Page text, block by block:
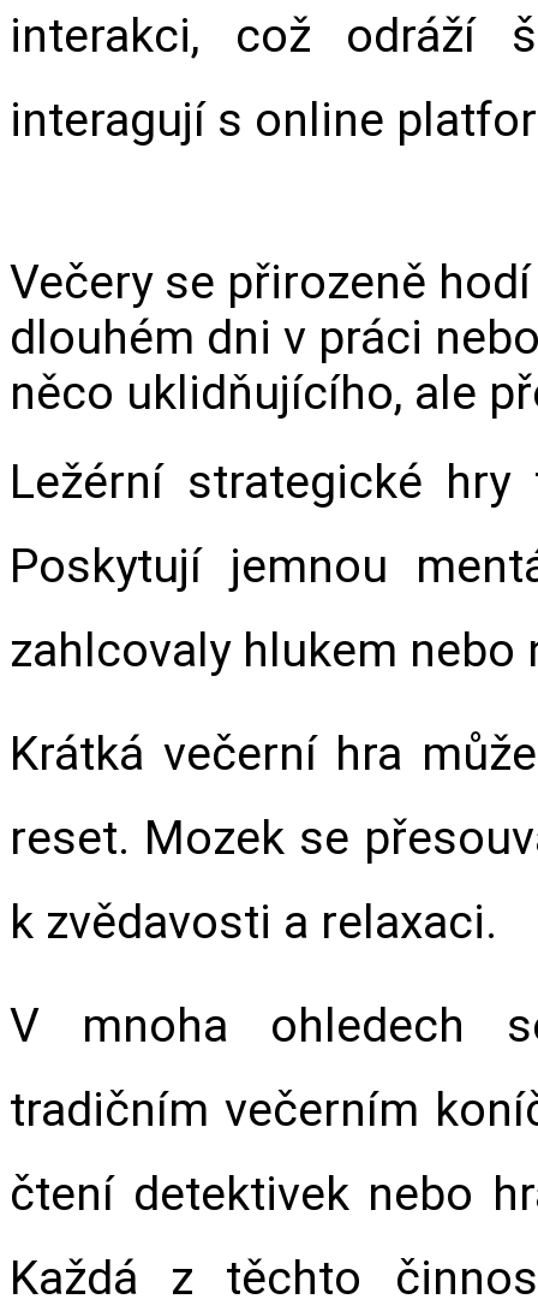
interakci, což odráží
interagují s online
Večery se přirozeně
dlouhém dni v práci
něco uklidňujícího, ale
Ležérní strategické
Poskytují jemnou
zahlcovaly hlukem nebo
Krátká večerní hra
reset. Mozek se
k zvědavosti a relaxaci.
V mnoha ohledech
tradičním večerním
čtení detektivek nebo
Každá z těchto